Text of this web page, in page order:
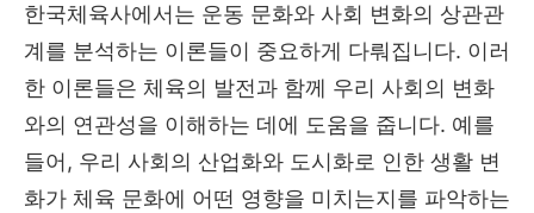
한국체육사에서는 운동 문화와 사회 변화의 상관관
계를 분석하는 이론들이 중요하게 다뤄집니다. 이러
한 이론들은 체육의 발전과 함께 우리 사회의 변화
와의 연관성을 이해하는 데에 도움을 줍니다. 예를
들어, 우리 사회의 산업화와 도시화로 인한 생활 변
화가 체육 문화에 어떤 영향을 미치는지를 파악하는